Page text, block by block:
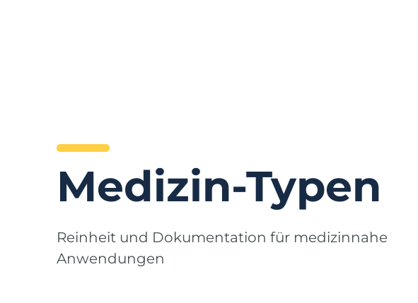
Medizin-Typen
Reinheit und Dokumentation für medizinnahe
Anwendungen